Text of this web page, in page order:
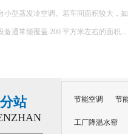
小型蒸发冷空调。若车间面积较大，
备通常能覆盖 200 平方米左右的面积...
站 节能空调 节
工厂降温水帘